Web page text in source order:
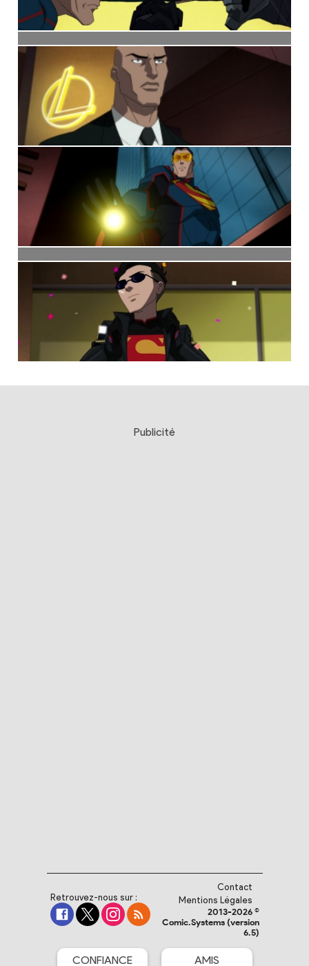
Publicité
Retrouvez-nous sur :
Contact
Mentions Légales
2013-2026 ©
Comic.Systems (version
6.5)
CONFIANCE AMIS